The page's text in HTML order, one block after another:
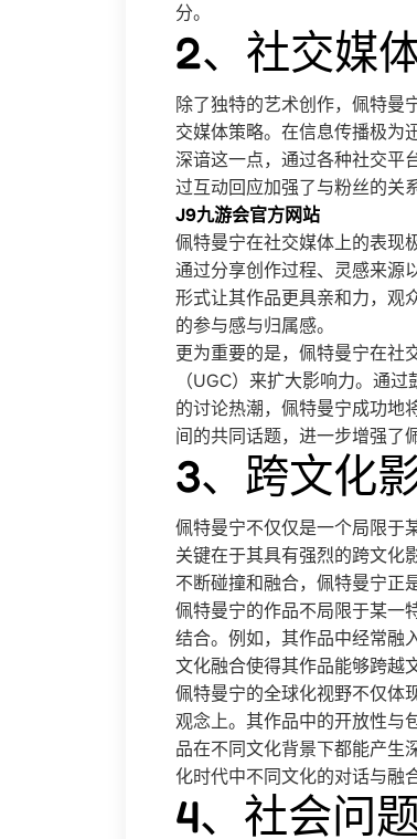
分。
2、社交媒
除了独特的艺术创作，佩特曼
交媒体策略。在信息传播极为
深谙这一点，通过各种社交平
过互动回应加强了与粉丝的关系
J9九游会官方网站
佩特曼宁在社交媒体上的表现
通过分享创作过程、灵感来源
形式让其作品更具亲和力，观
的参与感与归属感。
更为重要的是，佩特曼宁在社
（UGC）来扩大影响力。通
的讨论热潮，佩特曼宁成功地
间的共同话题，进一步增强了
3、跨文化
佩特曼宁不仅仅是一个局限于
关键在于其具有强烈的跨文化
不断碰撞和融合，佩特曼宁正
佩特曼宁的作品不局限于某一
结合。例如，其作品中经常融
文化融合使得其作品能够跨越
佩特曼宁的全球化视野不仅体
观念上。其作品中的开放性与
品在不同文化背景下都能产生
化时代中不同文化的对话与融合
4、社会问